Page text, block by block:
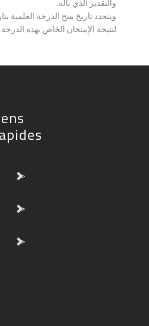
والتقدير الذي ناله.
ويتحدد تاريخ منح الدرجة العلمية
لنتيجة الإمتحان الخاص بهذه الدرجة.
">
">
">